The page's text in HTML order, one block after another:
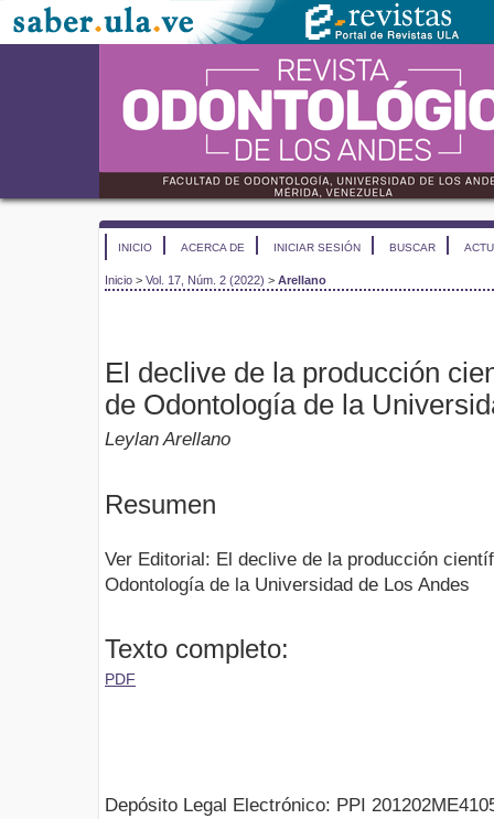
INICIO ACERCA DE INICIAR SESIÓN BUSCAR
Inicio > Vol. 17, Núm. 2 (2022) > Arellano
El declive de la producción
de Odontología de la
Leylan Arellano
Resumen
Ver Editorial: El declive de la producción
Odontología de la Universidad de Los Andes
Texto completo:
PDF
Depósito Legal Electrónico: PPI